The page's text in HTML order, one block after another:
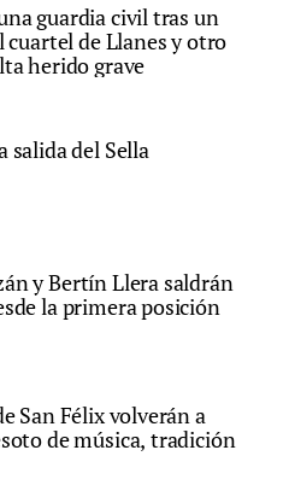
guardia civil tras un
de Llanes y otro
herido grave
salida del Sella
y Bertín Llera saldrán
la primera posición
San Félix volverán a
de música, tradición